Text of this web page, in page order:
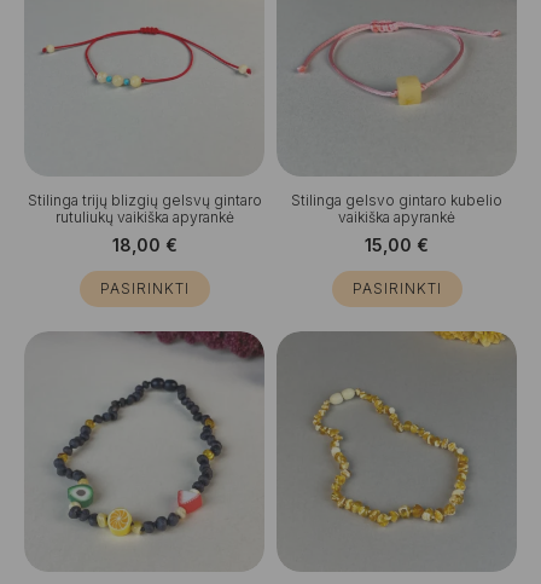
Stilinga trijų blizgių gelsvų gintaro
rutuliukų vaikiška apyrankė
18,00 €
PASIRINKTI
Stilinga gelsvo gintaro kubelio
vaikiška apyrankė
15,00 €
PASIRINKTI